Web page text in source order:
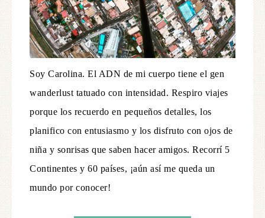
Soy Carolina. El ADN de mi cuerpo tiene el gen
wanderlust tatuado con intensidad. Respiro viajes
porque los recuerdo en pequeños detalles, los
planifico con entusiasmo y los disfruto con ojos de
niña y sonrisas que saben hacer amigos. Recorrí 5
Continentes y 60 países, ¡aún así me queda un
mundo por conocer!